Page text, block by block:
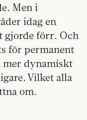
Men i
idag en
gjorde förr. Och
för permanent
dynamiskt
Vilket alla
om.